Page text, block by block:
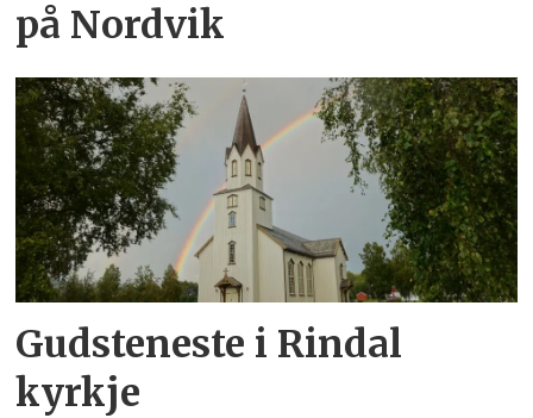
på Nordvik
Gudsteneste i Rindal
kyrkje